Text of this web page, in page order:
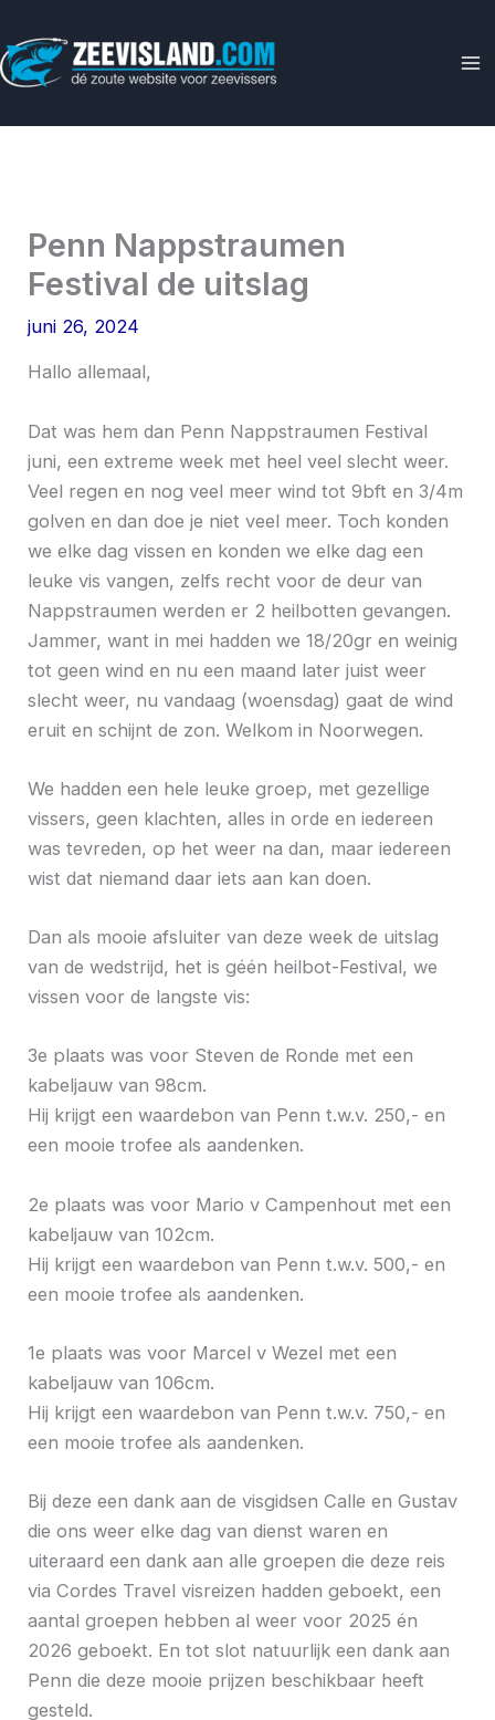
naar
de
Penn Nappstraumen
Festival de uitslag
juni 26, 2024
Hallo allemaal,
Dat was hem dan Penn Nappstraumen Festival
juni, een extreme week met heel veel slecht weer.
Veel regen en nog veel meer wind tot 9bft en 3/4m
golven en dan doe je niet veel meer. Toch konden
we elke dag vissen en konden we elke dag een
leuke vis vangen, zelfs recht voor de deur van
Nappstraumen werden er 2 heilbotten gevangen.
Jammer, want in mei hadden we 18/20gr en weinig
tot geen wind en nu een maand later juist weer
slecht weer, nu vandaag (woensdag) gaat de wind
eruit en schijnt de zon. Welkom in Noorwegen.
We hadden een hele leuke groep, met gezellige
vissers, geen klachten, alles in orde en iedereen
was tevreden, op het weer na dan, maar iedereen
wist dat niemand daar iets aan kan doen.
Dan als mooie afsluiter van deze week de uitslag
van de wedstrijd, het is géén heilbot-Festival, we
vissen voor de langste vis:
3e plaats was voor Steven de Ronde met een
kabeljauw van 98cm.
Hij krijgt een waardebon van Penn t.w.v. 250,- en
een mooie trofee als aandenken.
2e plaats was voor Mario v Campenhout met een
kabeljauw van 102cm.
Hij krijgt een waardebon van Penn t.w.v. 500,- en
een mooie trofee als aandenken.
1e plaats was voor Marcel v Wezel met een
kabeljauw van 106cm.
Hij krijgt een waardebon van Penn t.w.v. 750,- en
een mooie trofee als aandenken.
Bij deze een dank aan de visgidsen Calle en Gustav
die ons weer elke dag van dienst waren en
uiteraard een dank aan alle groepen die deze reis
via Cordes Travel visreizen hadden geboekt, een
aantal groepen hebben al weer voor 2025 én
2026 geboekt. En tot slot natuurlijk een dank aan
Penn die deze mooie prijzen beschikbaar heeft
gesteld.